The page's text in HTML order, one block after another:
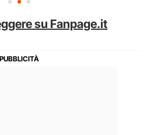
su Fanpage.it